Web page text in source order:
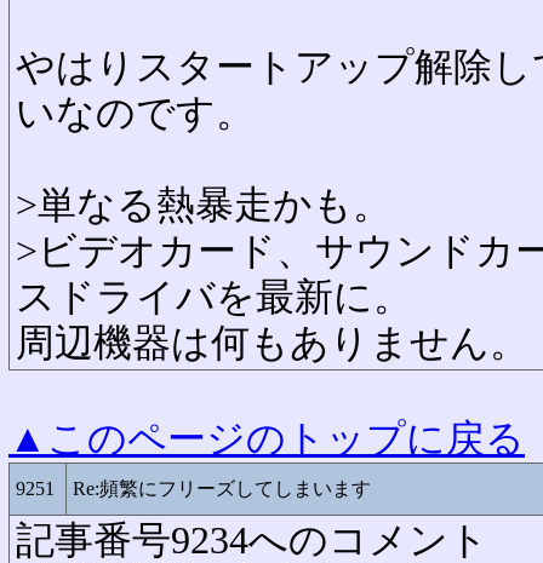
やはりスタートアップ解除
いなのです。
>単なる熱暴走かも。
>ビデオカード、サウンドカ
スドライバを最新に。
周辺機器は何もありません。
▲このページのトップに戻る
9251 Re:頻繁にフリーズしてしまいます
記事番号9234へのコメント